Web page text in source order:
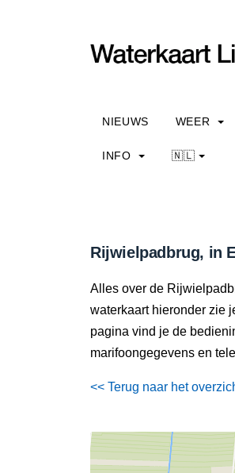
NIEUWS WEER
INFO 🇳🇱
Rijwielpadbrug, in
Alles over de
waterkaart hieronder zie
pagina vind je de
marifoongegevens en
<< Terug naar het